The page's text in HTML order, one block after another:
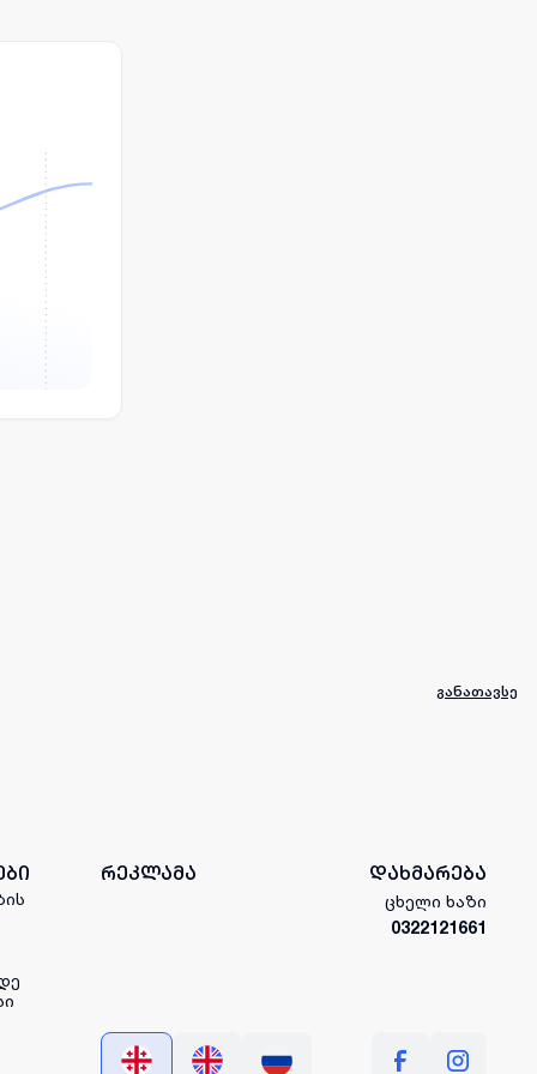
განათავსე
რეკლამა დახმარება
ცხელი ხაზი
0322121661